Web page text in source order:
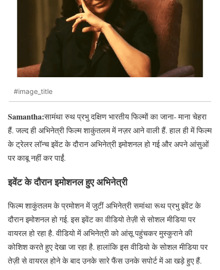
#image_title
Samantha:सामंथा रुथ प्रभु दक्षिण भारतीय फिल्मों का जाना- माना चेहरा
हैं. जल्द ही अभिनेत्री फिल्म शाकुंतलम में नज़र आने वाली हैं. हाल ही में फिल्म
के ट्रेलर लॉन्च इवेंट के दौरान अभिनेत्री इमोशनल हो गई और अपने आंसुओं
पर काबू नहीं कर पाईं.
इवेंट के दौरान इमोशनल हुए अभिनेत्री
फिल्म शाकुंतलम के प्रमोशन में जुटीं अभिनेत्री समांथा रूथ प्रभु इवेंट के
दौरान इमोशनल हो गई. इस इवेंट का वीडियो तेज़ी से सोशल मीडिया पर
वायरल हो रहा है. वीडियो में अभिनेत्री को आंसू पहुंचकर मुस्कुराने की
कोशिश करते हुए देखा जा रहा है. हालांकि इस वीडियो के सोशल मीडिया पर
तेज़ी से वायरल होने के बाद उनके सारे फैंस उनके सपोर्ट में आ खड़े हुए हैं.